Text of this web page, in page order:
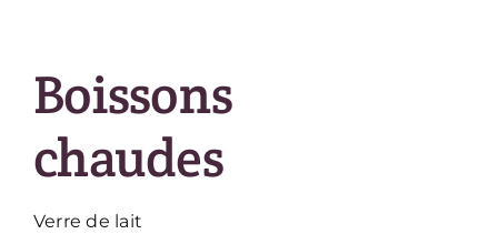
Boissons
chaudes
Verre de lait